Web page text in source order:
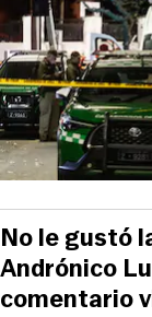
No le gustó
Andrónico
comentario